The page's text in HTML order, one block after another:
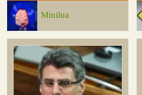
Minilua